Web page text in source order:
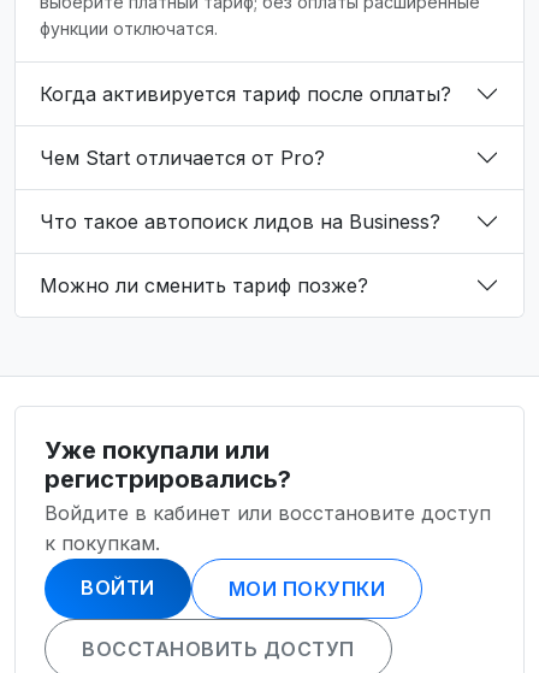
функции отключатся.
Когда активируется тариф после оплаты?
Чем Start отличается от Pro?
Что такое автопоиск лидов на Business?
Можно ли сменить тариф позже?
Уже покупали или
регистрировались?
Войдите в кабинет или восстановите доступ
к покупкам.
ВОЙТИ
МОИ ПОКУПКИ
ВОССТАНОВИТЬ ДОСТУП